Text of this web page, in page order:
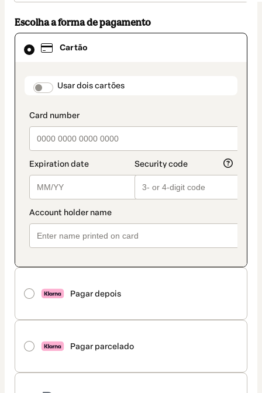
Escolha a forma de pagamento
Cartão
payment_data.section_title_v2
Usar dois cartões
Pagar depois
Pagar parcelado
Cartão
selecionado
pagamento